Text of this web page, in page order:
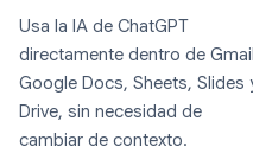
Usa la IA de ChatGPT
directamente dentro de
Google Docs, Sheets, Slides
Drive, sin necesidad de
cambiar de contexto.